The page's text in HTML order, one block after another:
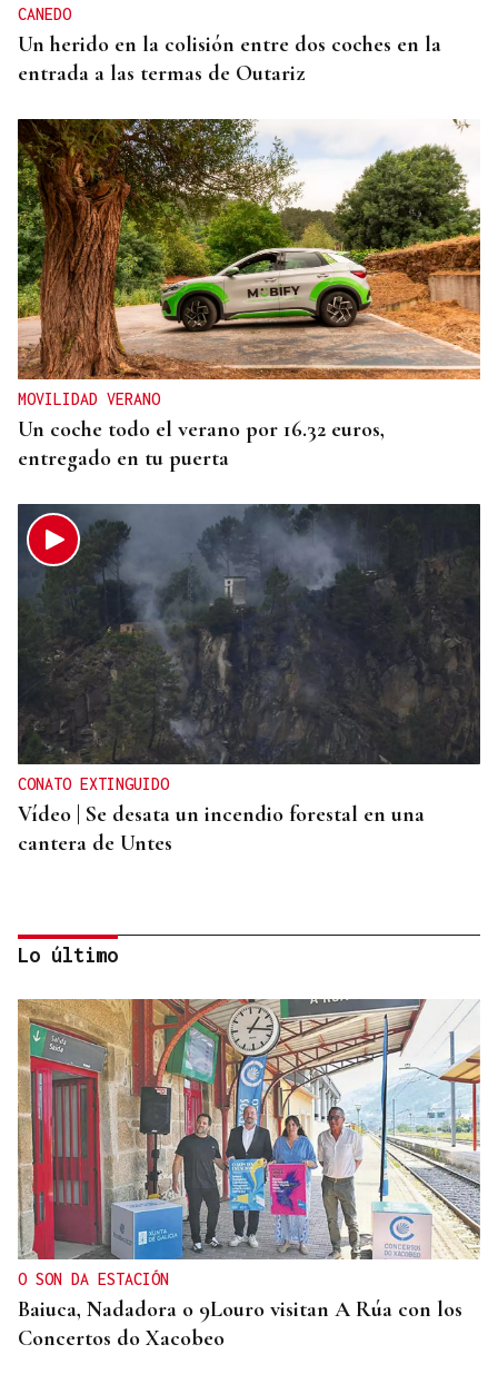
CANEDO
Un herido en la colisión entre dos coches en la
entrada a las termas de Outariz
MOVILIDAD VERANO
Un coche todo el verano por 16.32 euros,
entregado en tu puerta
CONATO EXTINGUIDO
Vídeo | Se desata un incendio forestal en una
cantera de Untes
ENTREVISTA
Jorge Vázquez: "Nuestro objetivo a 2028 es crecer
creando valor para el accionista y para el equipo
que lo hace posible"
Lo último
O SON DA ESTACIÓN
Baiuca, Nadadora o 9Louro visitan A Rúa con los
Concertos do Xacobeo